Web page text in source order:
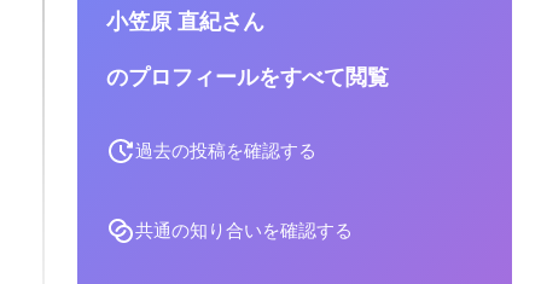
小笠原 直紀さん
のプロフィールをすべて閲覧
過去の投稿を確認する
共通の知り合いを確認する